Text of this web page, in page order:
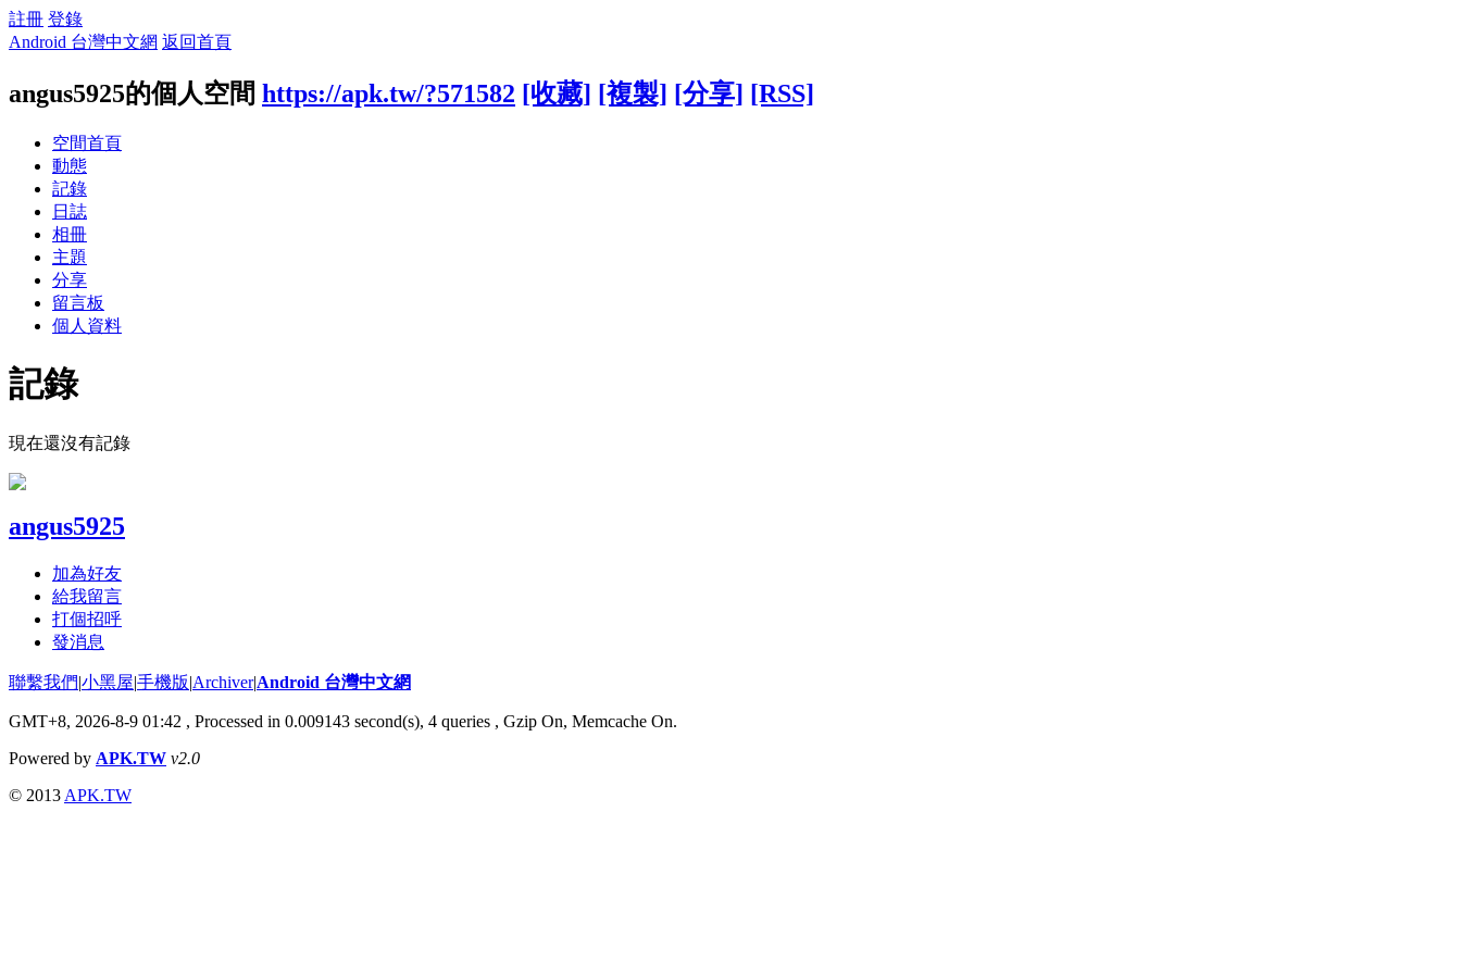
註冊 登錄
Android 台灣中文網 返回首頁
angus5925的個人空間 https://apk.tw/?571582 [收藏] [複製] [分享] [RSS]
空間首頁
動態
記錄
日誌
相冊
主題
分享
留言板
個人資料
記錄
現在還沒有記錄
angus5925
加為好友
給我留言
打個招呼
發消息
聯繫我們|小黑屋|手機版|Archiver|Android 台灣中文網
GMT+8, 2026-8-9 01:42 , Processed in 0.009143 second(s), 4 queries , Gzip On, Memcache On.
Powered by APK.TW v2.0
© 2013 APK.TW